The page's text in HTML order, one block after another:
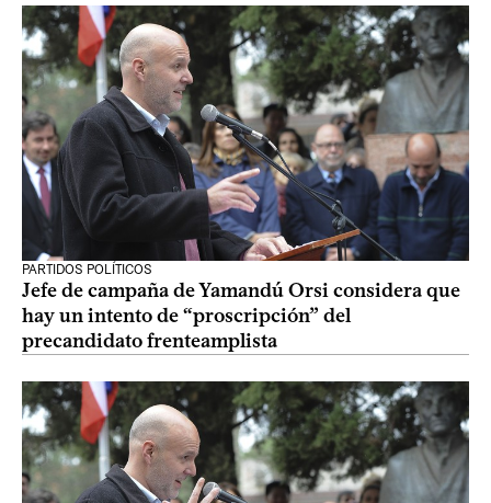
PARTIDOS POLÍTICOS
Jefe de campaña de Yamandú Orsi considera que
hay un intento de “proscripción” del
precandidato frenteamplista